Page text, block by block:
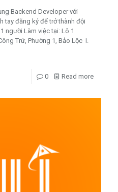
Backend Developer với
tay đăng ký để trở thành đội
người Làm việc tại: Lô 1
Trứ, Phường 1, Bảo Lộc I.
0 Read more